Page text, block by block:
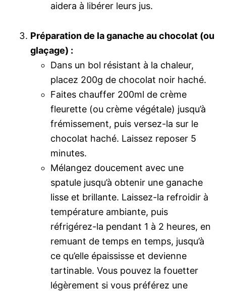
aidera à libérer leurs jus.
Préparation de la ganache au chocolat (ou
glaçage) :
Dans un bol résistant à la chaleur,
placez 200g de chocolat noir haché.
Faites chauffer 200ml de crème
fleurette (ou crème végétale) jusqu’à
frémissement, puis versez-la sur le
chocolat haché. Laissez reposer 5
minutes.
Mélangez doucement avec une
spatule jusqu’à obtenir une ganache
lisse et brillante. Laissez-la refroidir à
température ambiante, puis
réfrigérez-la pendant 1 à 2 heures, en
remuant de temps en temps, jusqu’à
ce qu’elle épaississe et devienne
tartinable. Vous pouvez la fouetter
légèrement si vous préférez une